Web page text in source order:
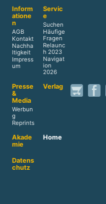
Inform
atione
n
AGB
Kontakt
Nachha
ltigkeit
Impress
um
Servic
e
Suchen
Häufige
Fragen
Relaunc
h 2023
Navigat
ion
2026
Presse
&
Media
Werbun
g
Reprints
Verlag
Akade
mie
Home
Datens
chutz